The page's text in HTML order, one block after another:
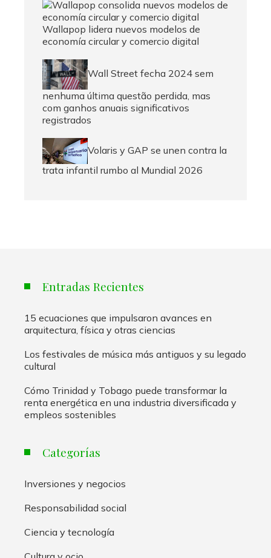
Wallapop lidera nuevos modelos de
economía circular y comercio digital
Wall Street fecha 2024 sem
nenhuma última questão perdida, mas
com ganhos anuais significativos
registrados
Volaris y GAP se unen contra la
trata infantil rumbo al Mundial 2026
Entradas Recientes
15 ecuaciones que impulsaron avances en
arquitectura, física y otras ciencias
Los festivales de música más antiguos y su legado
cultural
Cómo Trinidad y Tobago puede transformar la
renta energética en una industria diversificada y
empleos sostenibles
Categorías
Inversiones y negocios
Responsabilidad social
Ciencia y tecnología